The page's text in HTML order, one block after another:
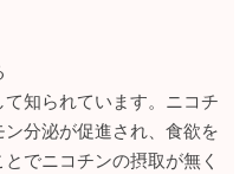
知られています。ニコチ
分泌が促進され、食欲を
でニコチンの摂取が無く